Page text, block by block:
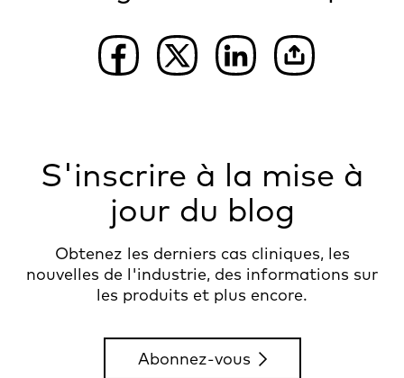
S'inscrire à la mise à
jour du blog
Obtenez les derniers cas cliniques, les
nouvelles de l'industrie, des informations sur
les produits et plus encore.
Abonnez-vous